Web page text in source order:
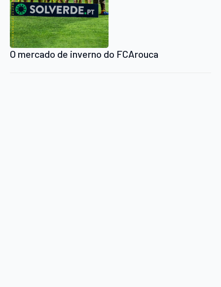
O mercado de inverno do FCArouca